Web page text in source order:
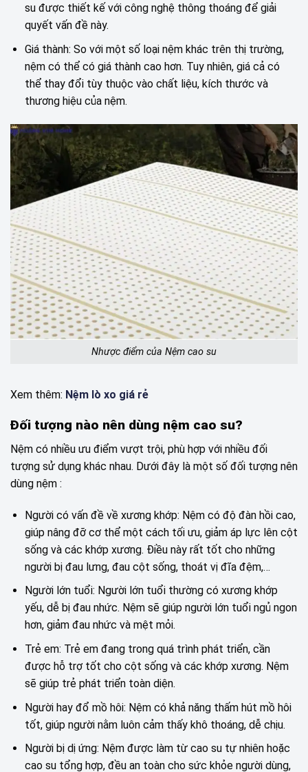
su được thiết kế với công nghệ thông thoáng để giải
quyết vấn đề này.
Giá thành: So với một số loại nệm khác trên thị trường,
nệm có thể có giá thành cao hơn. Tuy nhiên, giá cả có
thể thay đổi tùy thuộc vào chất liệu, kích thước và
thương hiệu của nệm.
Nhược điểm của Nệm cao su
Xem thêm: Nệm lò xo giá rẻ
Đối tượng nào nên dùng nệm cao su?
Nệm có nhiều ưu điểm vượt trội, phù hợp với nhiều đối
tượng sử dụng khác nhau. Dưới đây là một số đối tượng nên
dùng nệm :
Người có vấn đề về xương khớp: Nệm có độ đàn hồi cao,
giúp nâng đỡ cơ thể một cách tối ưu, giảm áp lực lên cột
sống và các khớp xương. Điều này rất tốt cho những
người bị đau lưng, đau cột sống, thoát vị đĩa đệm,…
Người lớn tuổi: Người lớn tuổi thường có xương khớp
yếu, dễ bị đau nhức. Nệm sẽ giúp người lớn tuổi ngủ ngon
hơn, giảm đau nhức và mệt mỏi.
Trẻ em: Trẻ em đang trong quá trình phát triển, cần
được hỗ trợ tốt cho cột sống và các khớp xương. Nệm
sẽ giúp trẻ phát triển toàn diện.
Người hay đổ mồ hôi: Nệm có khả năng thấm hút mồ hôi
tốt, giúp người nằm luôn cảm thấy khô thoáng, dễ chịu.
Người bị dị ứng: Nệm được làm từ cao su tự nhiên hoặc
cao su tổng hợp, đều an toàn cho sức khỏe người dùng,